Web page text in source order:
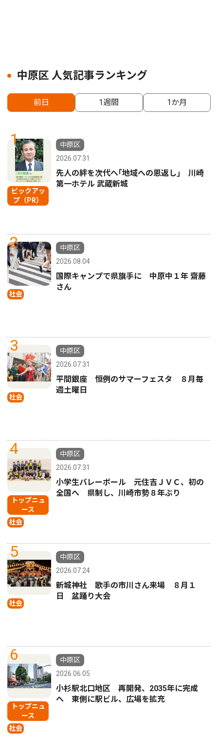
中原区 人気記事ランキング
前日 1週間 1か月
1
ピックアッ
プ（PR）
中原区
2026.07.31
先人の絆を次代へ｢地域への恩返し｣ 川崎
第一ホテル 武蔵新城
2
社会
中原区
2026.08.04
国際キャンプで県旗手に 中原中１年 齋藤
さん
3
社会
中原区
2026.07.31
平間銀座 恒例のサマーフェスタ ８月毎
週土曜日
4
トップニュ
ース
社会
中原区
2026.07.31
小学生バレーボール 元住吉ＪＶＣ、初の
全国へ 県制し、川崎市勢８年ぶり
5
社会
中原区
2026.07.24
新城神社 歌手の市川さん来場 ８月１
日 盆踊り大会
6
トップニュ
ース
社会
中原区
2026.06.05
小杉駅北口地区 再開発、2035年に完成
へ 東側に駅ビル、広場を拡充